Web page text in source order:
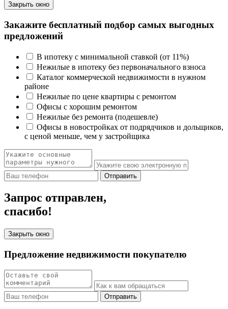
Закрыть окно
Закажите бесплатный подбор самых выгодных
предложений
В ипотеку с минимальной ставкой (от 11%)
Нежилые в ипотеку без первоначального взноса
Каталог коммерческой недвижимости в нужном
районе
Нежилые по цене квартиры с ремонтом
Офисы с хорошим ремонтом
Нежилые без ремонта (подешевле)
Офисы в новостройках от подрядчиков и дольщиков,
с ценой меньше, чем у застройщика
Отправить
Запрос отправлен,
спасибо!
Закрыть окно
Предложение недвижимости покупателю
Отправить